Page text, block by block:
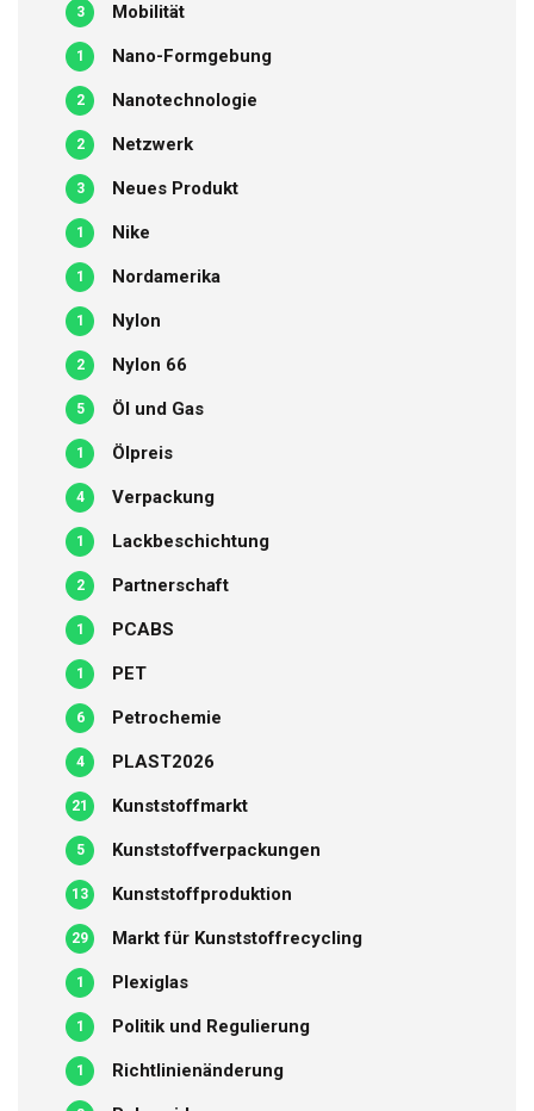
Mobilität
3
Nano-Formgebung
1
Nanotechnologie
2
Netzwerk
2
Neues Produkt
3
Nike
1
Nordamerika
1
Nylon
1
Nylon 66
2
Öl und Gas
5
Ölpreis
1
Verpackung
4
Lackbeschichtung
1
Partnerschaft
2
PCABS
1
PET
1
Petrochemie
6
PLAST2026
4
Kunststoffmarkt
21
Kunststoffverpackungen
5
Kunststoffproduktion
13
Markt für Kunststoffrecycling
29
Plexiglas
1
Politik und Regulierung
1
Richtlinienänderung
1